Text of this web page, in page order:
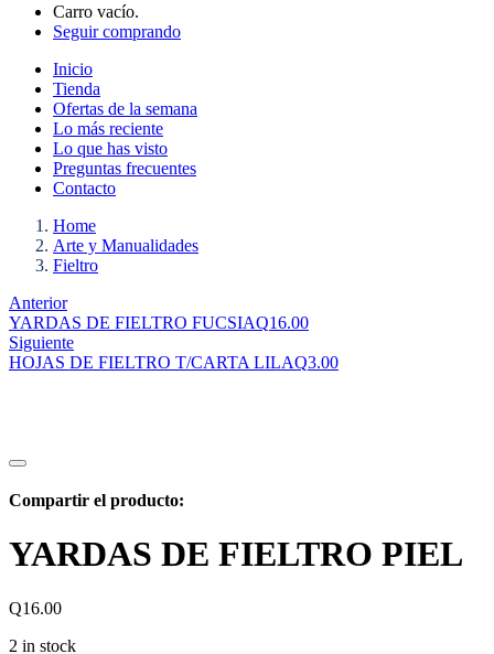
Carro vacío.
Seguir comprando
Inicio
Tienda
Ofertas de la semana
Lo más reciente
Lo que has visto
Preguntas frecuentes
Contacto
Home
Arte y Manualidades
Fieltro
Anterior
YARDAS DE FIELTRO FUCSIAQ16.00
Siguiente
HOJAS DE FIELTRO T/CARTA LILAQ3.00
Compartir el producto:
YARDAS DE FIELTRO PIEL
Q16.00
2 in stock